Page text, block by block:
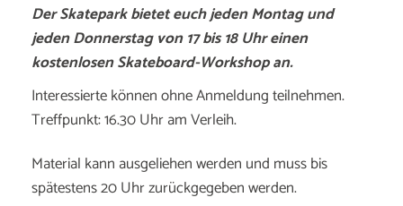
Der Skatepark bietet euch jeden Montag und
jeden Donnerstag von 17 bis 18 Uhr einen
kostenlosen Skateboard-Workshop an.
Interessierte können ohne Anmeldung teilnehmen.
Treffpunkt: 16.30 Uhr am Verleih.
Material kann ausgeliehen werden und muss bis
spätestens 20 Uhr zurückgegeben werden.